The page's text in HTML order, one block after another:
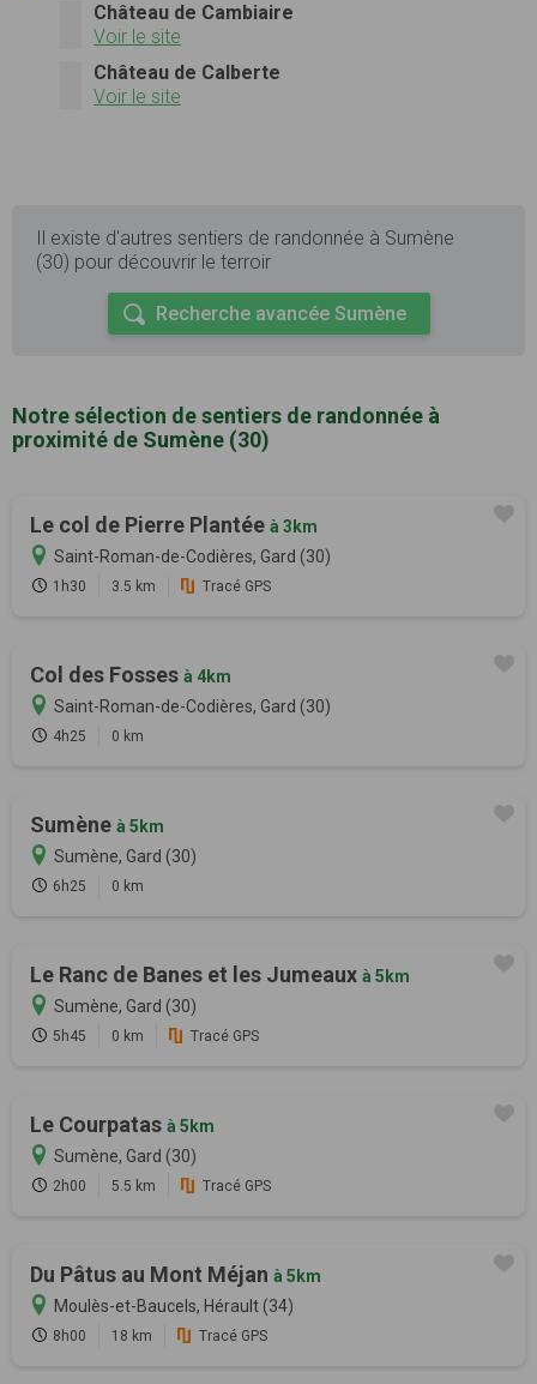
Château de Cambiaire
Voir le site
Château de Calberte
Voir le site
Il existe d'autres sentiers de randonnée à Sumène
(30) pour découvrir le terroir
Recherche avancée Sumène
Notre sélection de sentiers de randonnée à
proximité de Sumène (30)
Le col de Pierre Plantée à 3km
Saint-Roman-de-Codières, Gard (30)
1h30 3.5 km Tracé GPS
Col des Fosses à 4km
Saint-Roman-de-Codières, Gard (30)
4h25 0 km
Sumène à 5km
Sumène, Gard (30)
6h25 0 km
Le Ranc de Banes et les Jumeaux à 5km
Sumène, Gard (30)
5h45 0 km Tracé GPS
Le Courpatas à 5km
Sumène, Gard (30)
2h00 5.5 km Tracé GPS
Du Pâtus au Mont Méjan à 5km
Moulès-et-Baucels, Hérault (34)
8h00 18 km Tracé GPS